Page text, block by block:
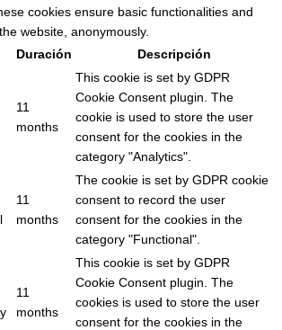
cookies ensure basic functionalities and
website, anonymously.
Duración Descripción
11
months
This cookie is set by GDPR
Cookie Consent plugin. The
cookie is used to store the user
consent for the cookies in the
category "Analytics".
11
months
The cookie is set by GDPR cookie
consent to record the user
consent for the cookies in the
category "Functional".
11
months
This cookie is set by GDPR
Cookie Consent plugin. The
cookies is used to store the user
consent for the cookies in the